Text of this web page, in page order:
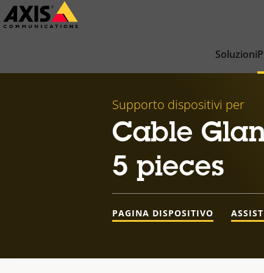
Salta
al
Soluzioni
Supporto dispositivi per
Cable
5 pieces
PAGINA DISPOSITIVO